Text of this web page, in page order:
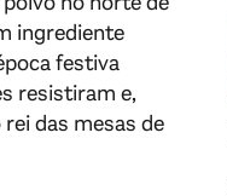
ingrediente
festiva
resistiram e,
das mesas de